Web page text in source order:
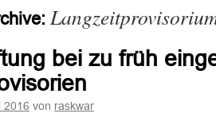
bei zu früh
2016 von raskwar